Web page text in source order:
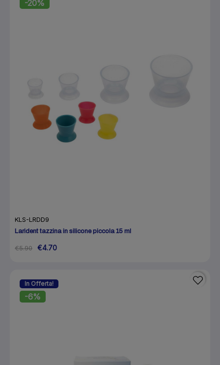
-20%
KLS-LRDD9
Larident tazzina in silicone piccola 15 ml
€5.90 €4.70
In Offerta!
-6%